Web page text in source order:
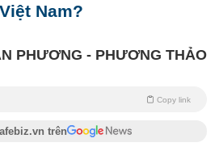
Nam?
PHƯƠNG - PHƯƠNG THẢO
Copy link
trên